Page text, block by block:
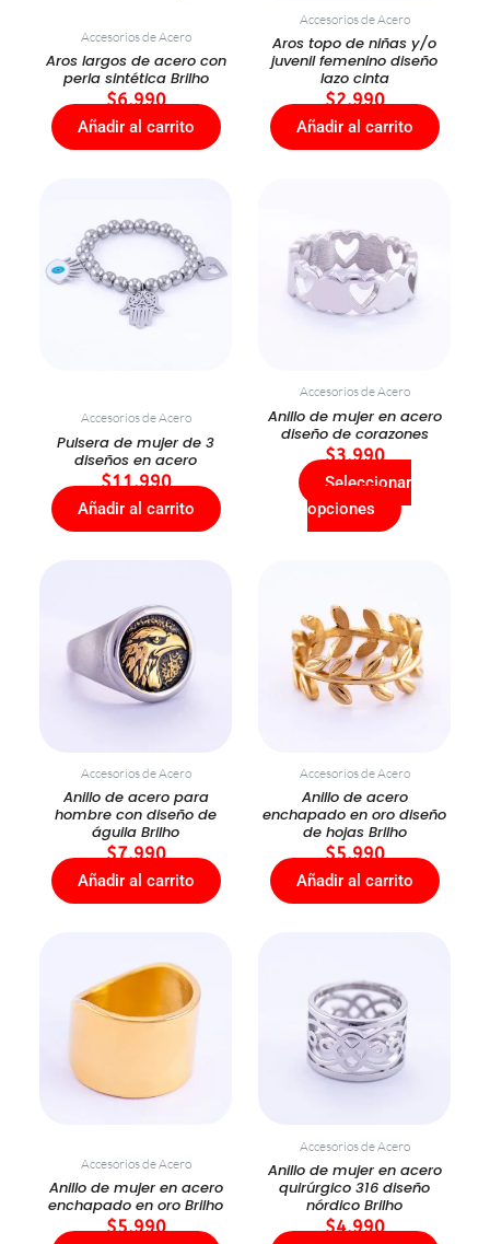
Accesorios de Acero
Aros largos de acero con
perla sintética Brilho
$6.990
Añadir al carrito
Accesorios de Acero
Aros topo de niñas y/o
juvenil femenino diseño
lazo cinta
$2.990
Añadir al carrito
Accesorios de Acero
Pulsera de mujer de 3
diseños en acero
$11.990
Añadir al carrito
Accesorios de Acero
Anillo de mujer en acero
diseño de corazones
$3.990
Seleccionar
opciones
tiene
múltiples
variantes.
Las
pueden
elegir
en
la
página
de
Accesorios de Acero
Anillo de acero para
hombre con diseño de
águila Brilho
$7.990
Añadir al carrito
Accesorios de Acero
Anillo de acero
enchapado en oro diseño
de hojas Brilho
$5.990
Añadir al carrito
Accesorios de Acero
Anillo de mujer en acero
enchapado en oro Brilho
$5.990
Accesorios de Acero
Anillo de mujer en acero
quirúrgico 316 diseño
nórdico Brilho
$4.990